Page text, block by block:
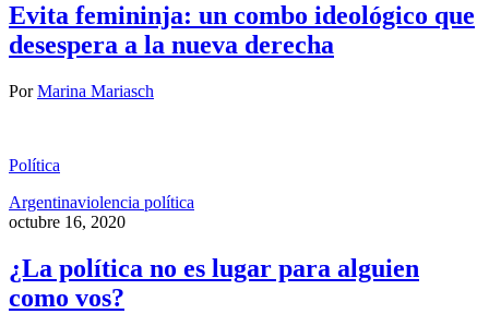
Evita femininja: un combo ideológico que
desespera a la nueva derecha
PorMarina Mariasch
Política
Argentinaviolencia política
octubre 16, 2020
¿La política no es lugar para alguien
como vos?